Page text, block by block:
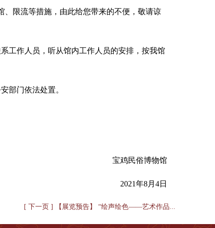
、限流等措施，由此给您带来的不便，敬请谅
工作人员，听从馆内工作人员的安排，按我馆
部门依法处置。
宝鸡民俗博物馆
2021年8月4日
[ 下一页 ] 【展览预告】 “绘声绘色——艺术作品...